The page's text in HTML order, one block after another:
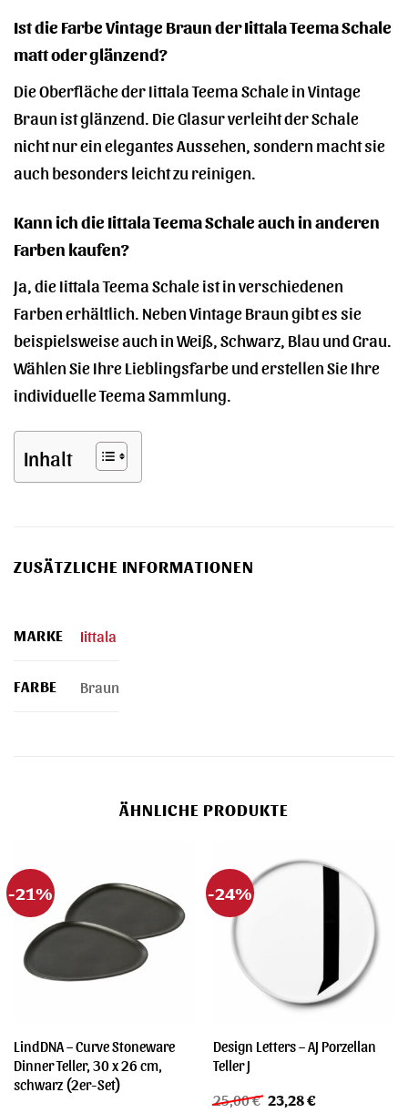
Ist die Farbe Vintage Braun der Iittala Teema Schale
matt oder glänzend?
Die Oberfläche der Iittala Teema Schale in Vintage
Braun ist glänzend. Die Glasur verleiht der Schale
nicht nur ein elegantes Aussehen, sondern macht sie
auch besonders leicht zu reinigen.
Kann ich die Iittala Teema Schale auch in anderen
Farben kaufen?
Ja, die Iittala Teema Schale ist in verschiedenen
Farben erhältlich. Neben Vintage Braun gibt es sie
beispielsweise auch in Weiß, Schwarz, Blau und Grau.
Wählen Sie Ihre Lieblingsfarbe und erstellen Sie Ihre
individuelle Teema Sammlung.
Inhalt
ZUSÄTZLICHE INFORMATIONEN
MARKE Iittala
FARBE Braun
ÄHNLICHE PRODUKTE
-21%
LindDNA – Curve Stoneware
Dinner Teller, 30 x 26 cm,
schwarz (2er-Set)
-24%
Design Letters – AJ Porzellan
Teller J
25,00€ Ursprünglicher
23,28€Aktueller